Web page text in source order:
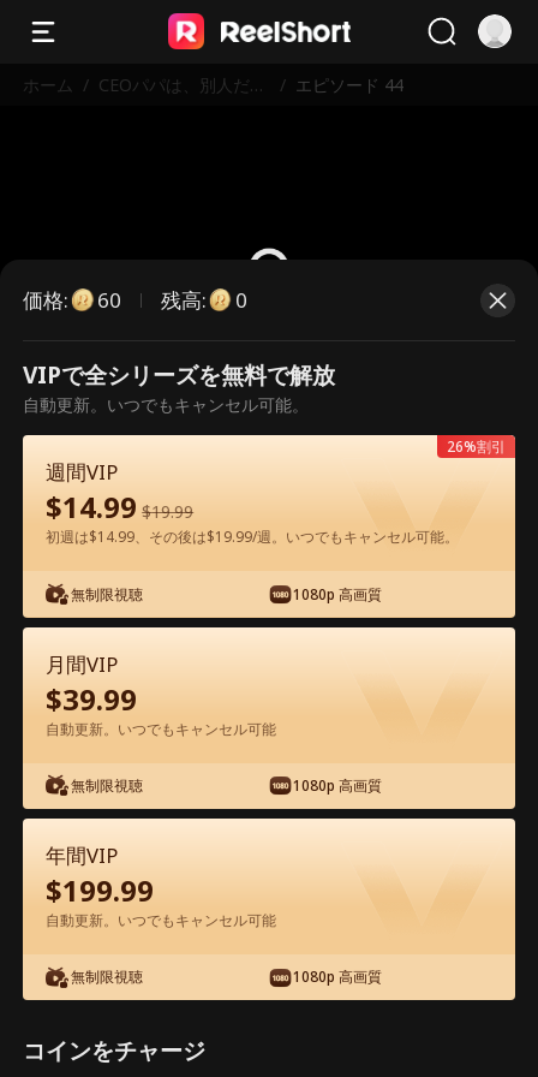
ホーム / CEOパパは、別人だっ
/ エピソード 44
こちらは有料のエピソードです。視
聴いただくには解放が必要です。
アプリ内で無料視聴可能
エピソード44 - CEOパパは、別人だっ
た！？ 映画フル
1-50 51-82
44 47
価格: 60 残高: 0
VIPで全シリーズを無料で解放
自動更新。いつでもキャンセル可能。
週間VIP
$14.99 $19.99
初週は$14.99、その後は$19.99/週。いつでもキャンセル可能。
無制限視聴 1080p 高画質
26%割引
月間VIP
$39.99
自動更新。いつでもキャンセル可能
無制限視聴 1080p 高画質
年間VIP
$199.99
自動更新。いつでもキャンセル可能
無制限視聴 1080p 高画質
コインをチャージ